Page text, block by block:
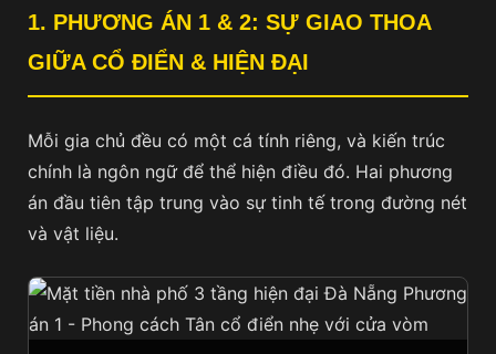
1. PHƯƠNG ÁN 1 & 2: SỰ GIAO THOA
GIỮA CỔ ĐIỂN & HIỆN ĐẠI
Mỗi gia chủ đều có một cá tính riêng, và kiến trúc
chính là ngôn ngữ để thể hiện điều đó. Hai phương
án đầu tiên tập trung vào sự tinh tế trong đường nét
và vật liệu.